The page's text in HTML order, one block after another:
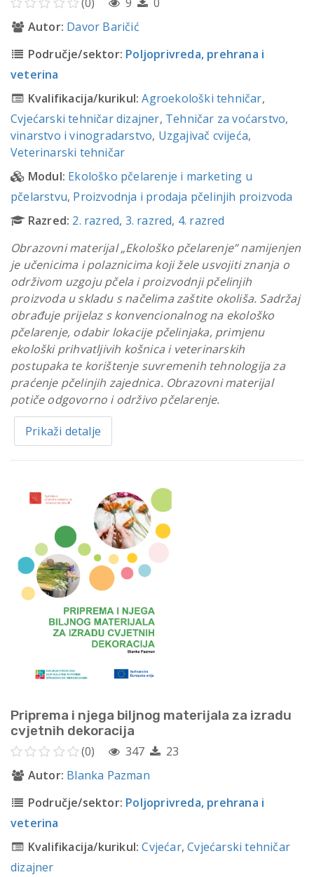
Autor: Davor Baričić
Područje/sektor: Poljoprivreda, prehrana i
veterina
Kvalifikacija/kurikul: Agroekološki tehničar,
Cvjećarski tehničar dizajner, Tehničar za voćarstvo,
vinarstvo i vinogradarstvo, Uzgajivač cvijeća,
Veterinarski tehničar
Modul: Ekološko pčelarenje i marketing u
pčelarstvu, Proizvodnja i prodaja pčelinjih proizvoda
Razred: 2. razred, 3. razred, 4. razred
Obrazovni materijal „Ekološko pčelarenje” namijenjen
je učenicima i polaznicima koji žele usvojiti znanja o
održivom uzgoju pčela i proizvodnji pčelinjih
proizvoda u skladu s načelima zaštite okoliša. Sadržaj
obrađuje prijelaz s konvencionalnog na ekološko
pčelarenje, odabir lokacije pčelinjaka, primjenu
ekološki prihvatljivih košnica i veterinarskih
postupaka te korištenje suvremenih tehnologija za
praćenje pčelinjih zajednica. Obrazovni materijal
potiče odgovorno i održivo pčelarenje.
Prikaži detalje
Priprema i njega biljnog materijala za izradu
cvjetnih dekoracija
(0) 347
23
Autor: Blanka Pazman
Područje/sektor: Poljoprivreda, prehrana i
veterina
Kvalifikacija/kurikul: Cvjećar,Cvjećarski tehničar
dizajner